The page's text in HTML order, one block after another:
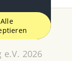
2026
Alle